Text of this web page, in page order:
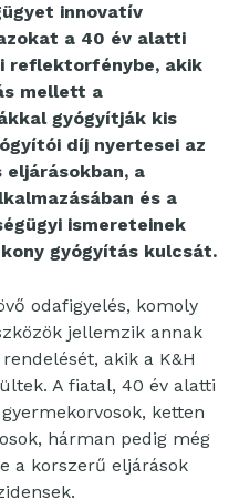
innovatív
a 40 év alatti
reflektorfénybe, akik
mellett a
gyógyítják kis
díj nyertesei az
eljárásokban, a
és a
ismereteinek
gyógyítás kulcsát.
odafigyelés, komoly
jellemzik annak
akik a K&H
A fiatal, 40 év alatti
ketten
hárman pedig még
a korszerű eljárások